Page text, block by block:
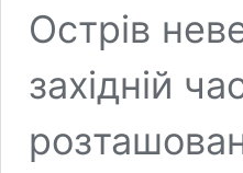
Острів
західній